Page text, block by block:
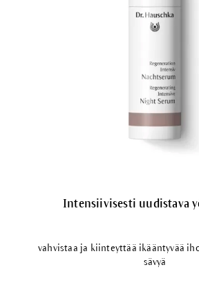
Intensiivisesti uudistava
vahvistaa ja kiinteyttää ikääntyvää
sävyä